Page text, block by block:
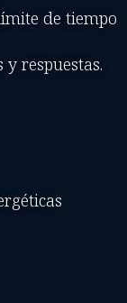
de tiempo
y respuestas.